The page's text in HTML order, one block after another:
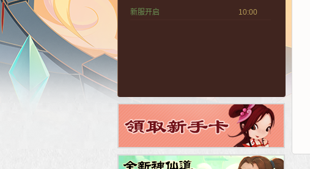
新服开启 10:00